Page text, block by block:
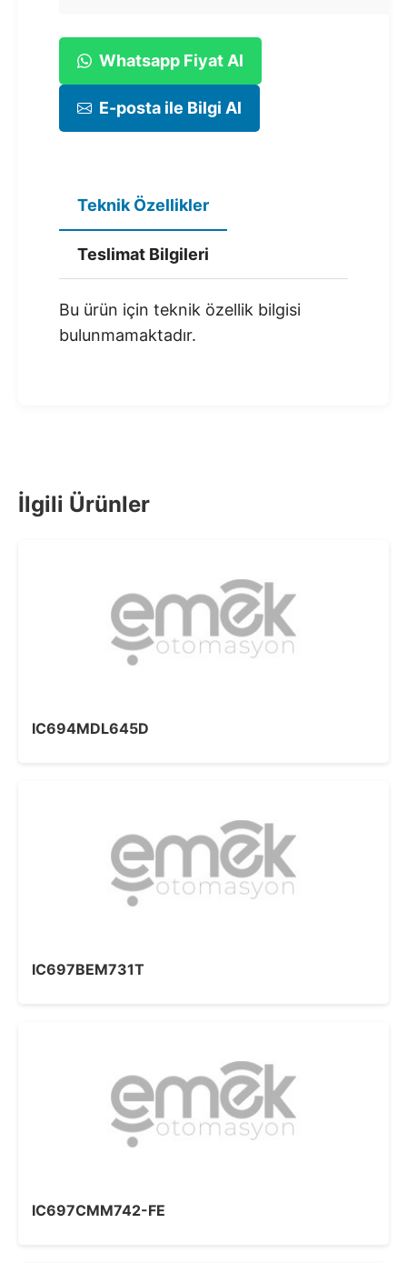
Whatsapp Fiyat Al
E-posta ile Bilgi Al
Teknik Özellikler
Teslimat Bilgileri
Bu ürün için teknik özellik bilgisi
bulunmamaktadır.
İlgili Ürünler
IC694MDL645D
IC697BEM731T
IC697CMM742-FE